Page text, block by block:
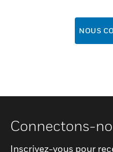
NOUS
Connectons-
Inscrivez-vous pour